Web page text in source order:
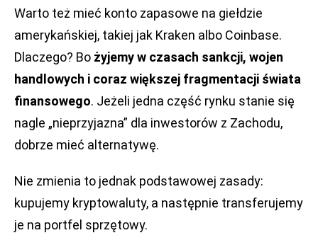
Warto też mieć konto zapasowe na giełdzie
amerykańskiej, takiej jak Kraken albo Coinbase.
Dlaczego? Bo żyjemy w czasach sankcji, wojen
handlowych i coraz większej fragmentacji świata
finansowego. Jeżeli jedna część rynku stanie się
nagle „nieprzyjazna” dla inwestorów z Zachodu,
dobrze mieć alternatywę.
Nie zmienia to jednak podstawowej zasady:
kupujemy kryptowaluty, a następnie transferujemy
je na portfel sprzętowy.